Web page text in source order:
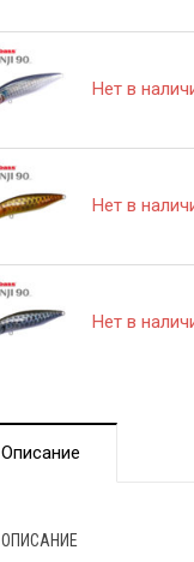
Нет в
Нет в
Нет в
Описание
ОПИСАНИЕ